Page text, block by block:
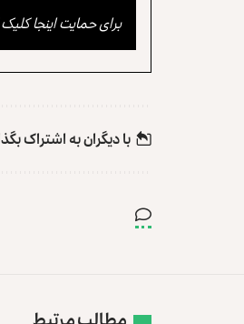
برای حمایت اینجا
با دیگران به‌‌ اشتراک